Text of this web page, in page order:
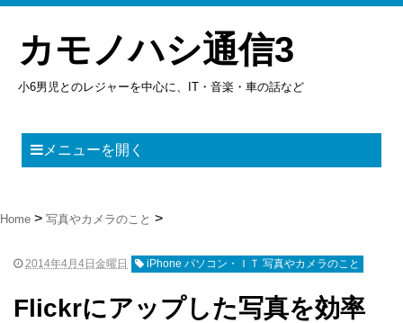
カモノハシ通信3
小6男児とのレジャーを中心に、IT・音楽・車の話など
メニューを開く
Home 写真やカメラのこと
2014年4月4日金曜日 iPhone パソコン・ＩＴ 写真やカメラのこと
Flickrにアップした写真を効率